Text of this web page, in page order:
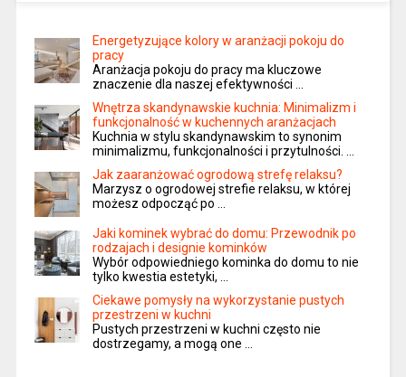
Energetyzujące kolory w aranżacji pokoju do
pracy
Aranżacja pokoju do pracy ma kluczowe
znaczenie dla naszej efektywności …
Wnętrza skandynawskie kuchnia: Minimalizm i
funkcjonalność w kuchennych aranżacjach
Kuchnia w stylu skandynawskim to synonim
minimalizmu, funkcjonalności i przytulności. …
Jak zaaranżować ogrodową strefę relaksu?
Marzysz o ogrodowej strefie relaksu, w której
możesz odpocząć po …
Jaki kominek wybrać do domu: Przewodnik po
rodzajach i designie kominków
Wybór odpowiedniego kominka do domu to nie
tylko kwestia estetyki, …
Ciekawe pomysły na wykorzystanie pustych
przestrzeni w kuchni
Pustych przestrzeni w kuchni często nie
dostrzegamy, a mogą one …